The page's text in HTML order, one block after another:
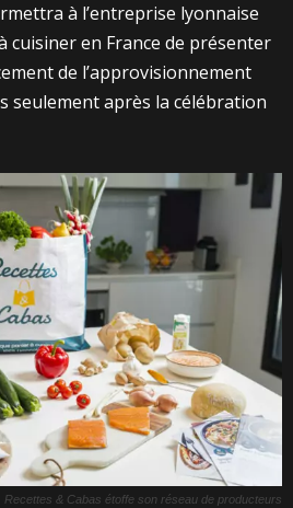
à l’entreprise lyonnaise
cuisiner en France de présenter
de l’approvisionnement
seulement après la célébration
Recettes & Cabas étoffe son réseau de producteurs